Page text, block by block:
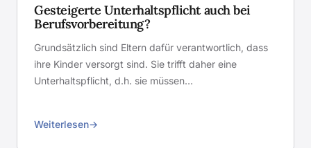
Gesteigerte Unterhaltspflicht auch bei
Berufsvorbereitung?
Grundsätzlich sind Eltern dafür verantwortlich, dass
ihre Kinder versorgt sind. Sie trifft daher eine
Unterhaltspflicht, d.h. sie müssen…
Weiterlesen